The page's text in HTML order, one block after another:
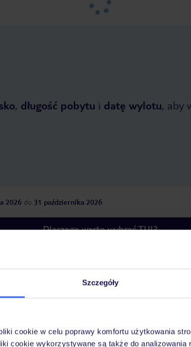
Szczegóły
cookie w celu poprawy komfortu użytkowania
cookie wykorzystywane są także do analizowania
, długość pobytu i datę wylotu, aby
2026 do 31 października 2026
Dlaczego warto wybrać TUI?
Tylko u nas opieka na
Wyżywienie Atrakcje